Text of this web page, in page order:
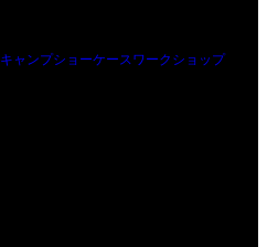
キャンプショーケースワークショップ